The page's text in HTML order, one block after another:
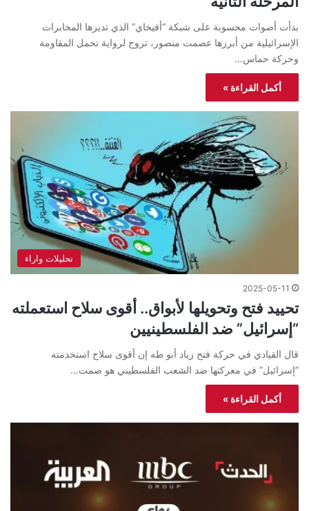
بدأت أصوات محسوبة على شبكة “أفيخاي” الذي تديرها المخابرات
الإسرائيلية من أبرزها عصمت منصور، تروج لرواية تحمل المقاومة
وحركة حماس…
أكمل القراءة »
تحليلات واراء
2025-05-11
تحييد فتح وتحويلها لأبواق.. أقوى سلاح استعملته
“إسرائيل” ضد الفلسطينيين
قال القيادي في حركة فتح زياد أبو طه إن أقوى سلاح استخدمته
“إسرائيل” في معركتها ضد الشعب الفلسطيني هو صمت…
أكمل القراءة »